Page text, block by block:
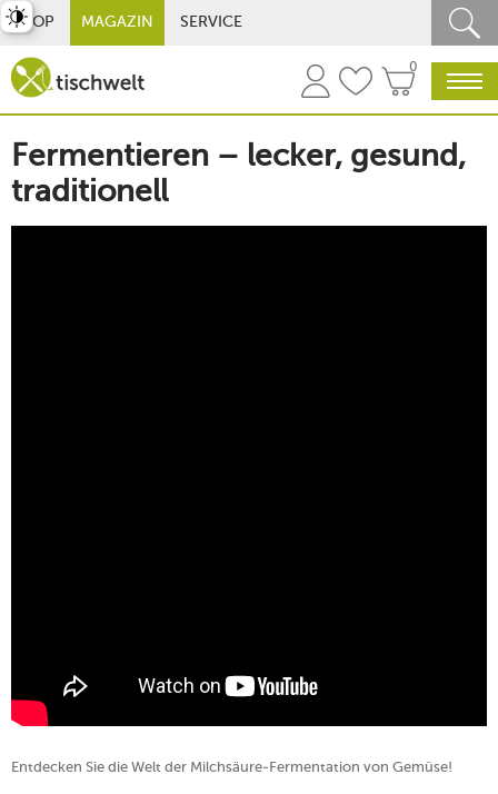
SHOP MAGAZIN SERVICE
0
Fermentieren – lecker, gesund,
traditionell
Entdecken Sie die Welt der Milchsäure-Fermentation von Gemüse!
umschalten